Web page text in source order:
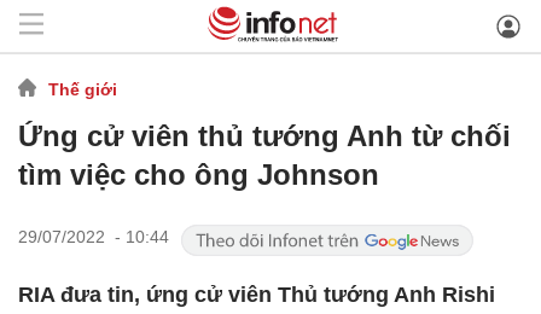
Thế giới
Ứng cử viên thủ tướng Anh từ chối
tìm việc cho ông Johnson
29/07/2022 - 10:44
RIA đưa tin, ứng cử viên Thủ tướng Anh Rishi